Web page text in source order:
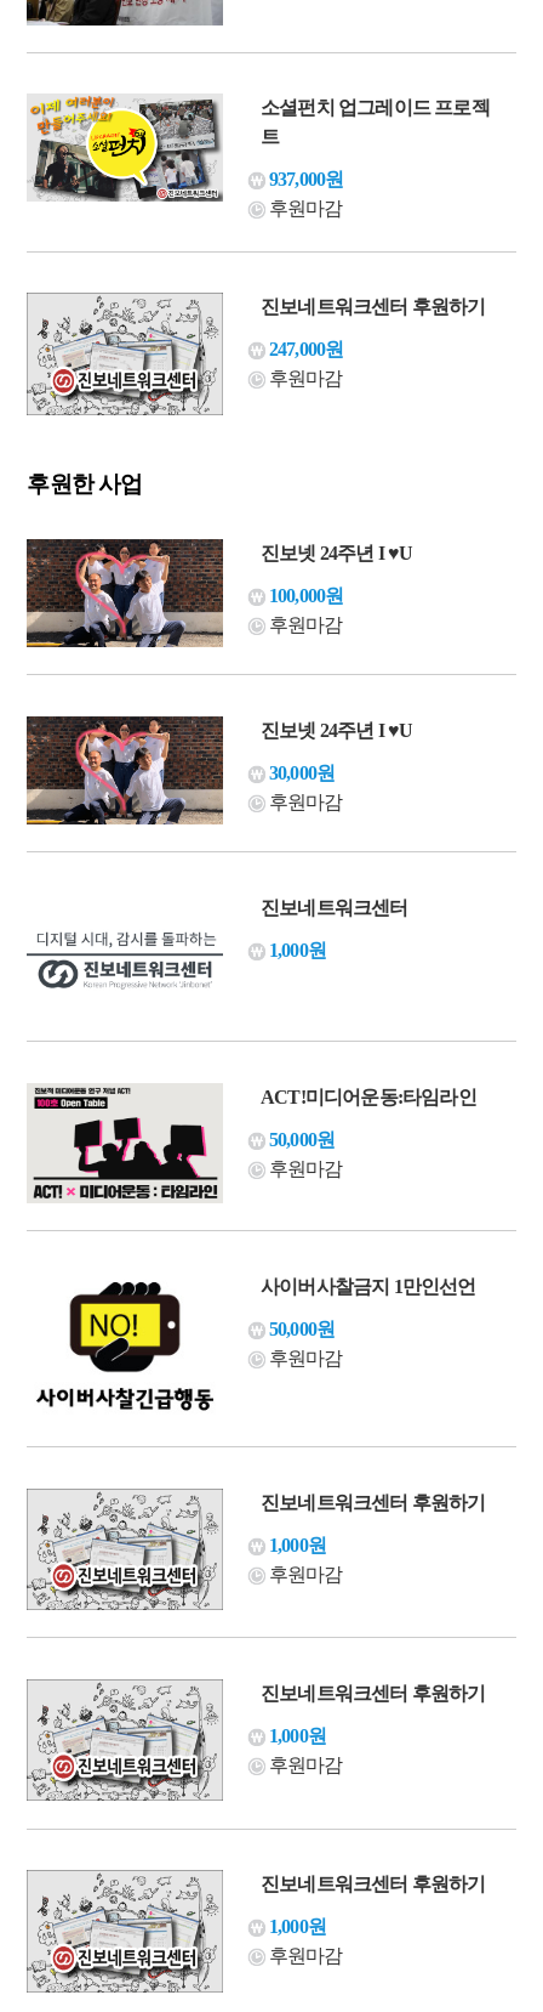
소셜펀치 업그레이드 프로젝
트
937,000원
후원마감
진보네트워크센터 후원하기
247,000원
후원마감
후원한 사업
진보넷 24주년 I ♥U
100,000원
후원마감
진보넷 24주년 I ♥U
30,000원
후원마감
진보네트워크센터
1,000원
ACT!미디어운동:타임라인
50,000원
후원마감
사이버사찰금지 1만인선언
50,000원
후원마감
진보네트워크센터 후원하기
1,000원
후원마감
진보네트워크센터 후원하기
1,000원
후원마감
진보네트워크센터 후원하기
1,000원
후원마감